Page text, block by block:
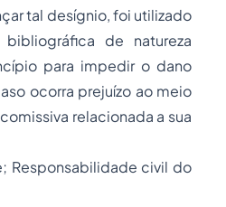
tal desígnio, foi utilizado
de natureza
para impedir o dano
ocorra prejuízo ao meio
relacionada a sua
Responsabilidade civil do